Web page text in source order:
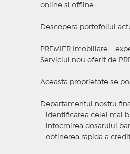
online si offline.
Descopera portofoliul
PREMIER Imobiliare -
Serviciul nou oferit de
Aceasta proprietate se
Departamentul nostru
- identificarea celei mai
- intocmirea dosarului
- obtinerea rapida a